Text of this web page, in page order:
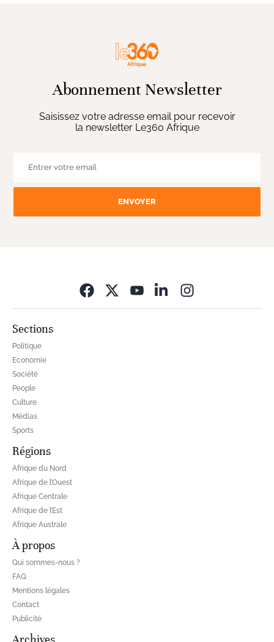
Abonnement Newsletter
Saisissez votre adresse email pour recevoir
la newsletter Le360 Afrique
ENVOYER
Sections
Politique
Economie
Société
People
Culture
Médias
Sports
Régions
Afrique du Nord
Afrique de l’Ouest
Afrique Centrale
Afrique de l’Est
Afrique Australe
À propos
Qui sommes-nous ?
FAQ
Mentions légales
Contact
Publicité